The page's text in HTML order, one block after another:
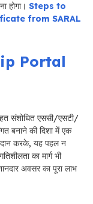
होगा। Steps to
from SARAL
Portal
संशोधित एससी/एसटी/
बनाने की दिशा में एक
करके, यह पहल न
का मार्ग भी
अवसर का पूरा लाभ